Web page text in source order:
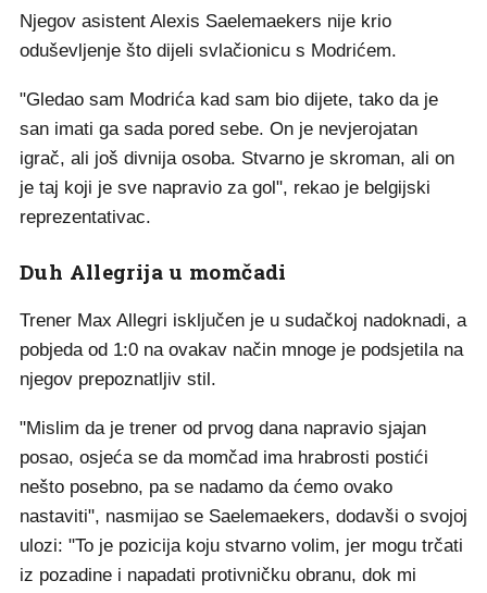
Njegov asistent Alexis Saelemaekers nije krio
oduševljenje što dijeli svlačionicu s Modrićem.
"Gledao sam Modrića kad sam bio dijete, tako da je
san imati ga sada pored sebe. On je nevjerojatan
igrač, ali još divnija osoba. Stvarno je skroman, ali on
je taj koji je sve napravio za gol", rekao je belgijski
reprezentativac.
Duh Allegrija u momčadi
Trener Max Allegri isključen je u sudačkoj nadoknadi, a
pobjeda od 1:0 na ovakav način mnoge je podsjetila na
njegov prepoznatljiv stil.
"Mislim da je trener od prvog dana napravio sjajan
posao, osjeća se da momčad ima hrabrosti postići
nešto posebno, pa se nadamo da ćemo ovako
nastaviti", nasmijao se Saelemaekers, dodavši o svojoj
ulozi: "To je pozicija koju stvarno volim, jer mogu trčati
iz pozadine i napadati protivničku obranu, dok mi